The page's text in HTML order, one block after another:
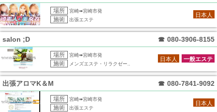
場所 宮崎➠宮崎市発
施術 出張エステ
日本人
salon ;D ☎ 080-3906-8155
場所 宮崎➠宮崎市発
施術 メンズエステ・リラクゼー..
一般エステ
日本人
出張アロマK＆M ☎ 080-7841-9092
場所 宮崎➠宮崎市発
施術 出張エステ
日本人